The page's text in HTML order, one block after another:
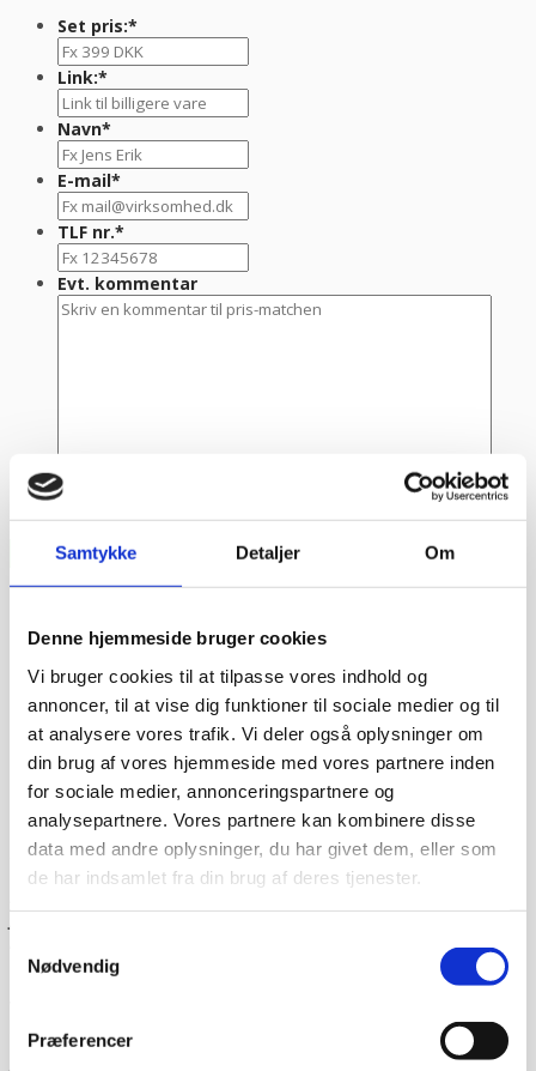
Samtykke Detaljer Om
Denne hjemmeside bruger cookies
Vi bruger cookies til at tilpasse vores indhold og
annoncer, til at vise dig funktioner til sociale medier og til
at analysere vores trafik. Vi deler også oplysninger om
din brug af vores hjemmeside med vores partnere inden
for sociale medier, annonceringspartnere og
analysepartnere. Vores partnere kan kombinere disse
data med andre oplysninger, du har givet dem, eller som
de har indsamlet fra din brug af deres tjenester.
Nødvendig
Præferencer
Set pris:*
Link:*
Navn*
E-mail*
TLF nr.*
Evt. kommentar
Dag-til-dag levering
Når du handler hos
kan du enten
kan få varen sendt med Danske fragtmænd eller GLS.
Såfremt du ønsker at få varen tilsendt, skal du huske at